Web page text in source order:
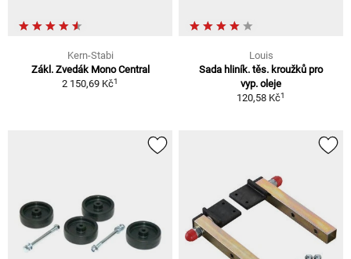
Kern-Stabi
Zákl. Zvedák Mono Central
2 150,69 Kč1
Louis
Sada hliník. těs. kroužků pro
vyp. oleje
120,58 Kč1